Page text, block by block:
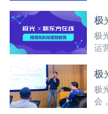
极
运
极
会